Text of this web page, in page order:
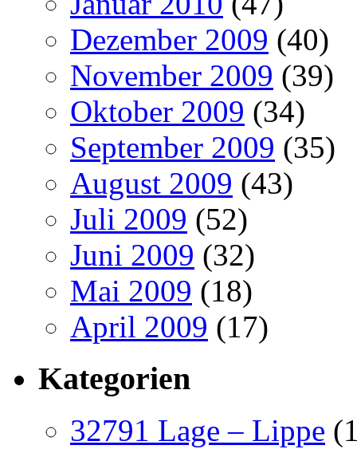
Dezember 2009 (40)
November 2009 (39)
Oktober 2009 (34)
September 2009 (35)
August 2009 (43)
Juli 2009 (52)
Juni 2009 (32)
Mai 2009 (18)
April 2009 (17)
Kategorien
32791 Lage – Lippe